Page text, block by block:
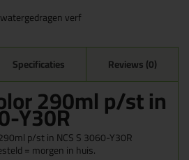
verf
Specificaties Reviews (0)
290ml p/st in
Y30R
p/st in NCS S 3060-Y30R
= morgen in huis.